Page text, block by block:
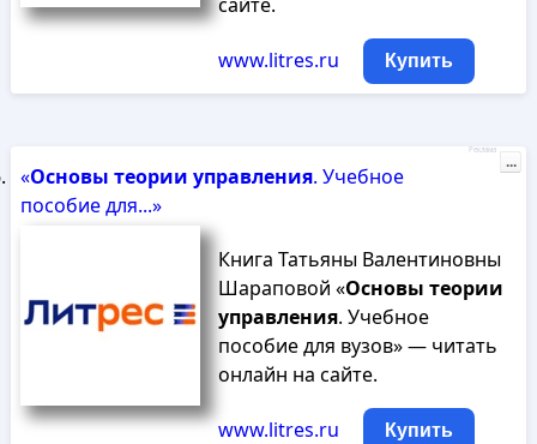
www.litres.ru Купить
«Основы теории управления. Учебное
пособие для...»
Книга Татьяны Валентиновны
Шараповой «Основы теории
управления. Учебное
пособие для вузов» — читать
онлайн на сайте.
www.litres.ru Купить
Реклама
...